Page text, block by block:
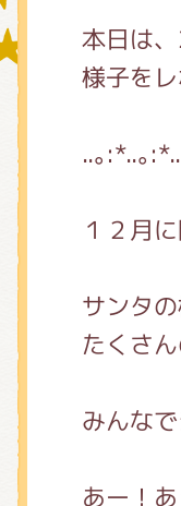
本日は
様子を
..｡:*..｡
１２月
サンタ
たくさ
みんな
あー！
おた
くまの
くま